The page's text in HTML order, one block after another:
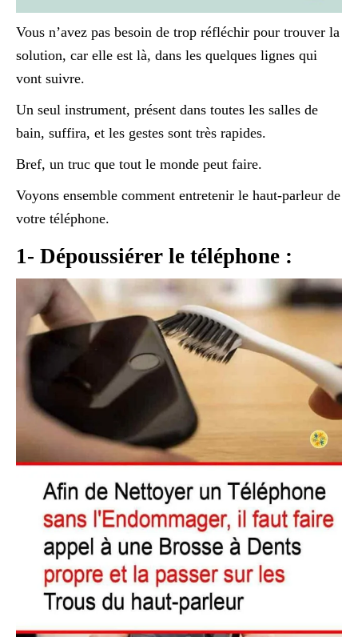
Vous n’avez pas besoin de trop réfléchir pour trouver la
solution, car elle est là, dans les quelques lignes qui
vont suivre.
Un seul instrument, présent dans toutes les salles de
bain, suffira, et les gestes sont très rapides.
Bref, un truc que tout le monde peut faire.
Voyons ensemble comment entretenir le haut-parleur de
votre téléphone.
1- Dépoussiérer le téléphone :